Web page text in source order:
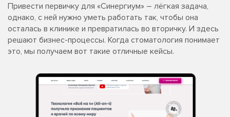
Привести первичку для «Синергиум» – лёгкая задача,
однако, с ней нужно уметь работать так, чтобы она
осталась в клинике и превратилась во вторичку. И здесь
решают бизнес-процессы. Когда стоматология понимает
это, мы получаем вот такие отличные кейсы.